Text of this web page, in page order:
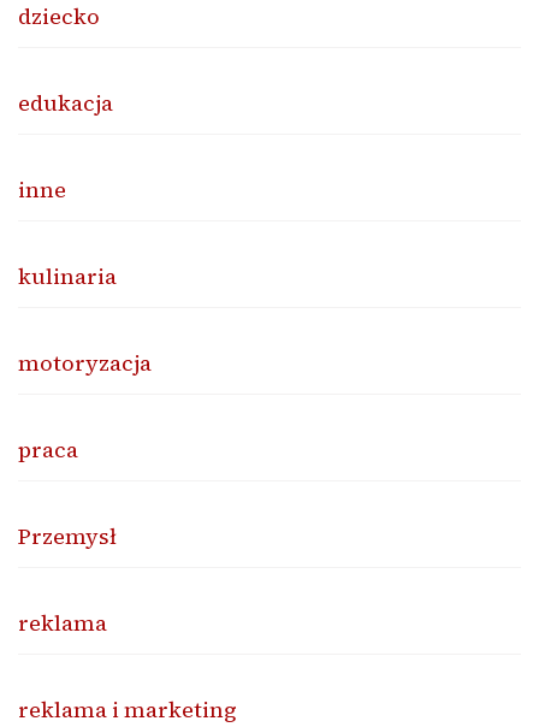
dziecko
edukacja
inne
kulinaria
motoryzacja
praca
Przemysł
reklama
reklama i marketing